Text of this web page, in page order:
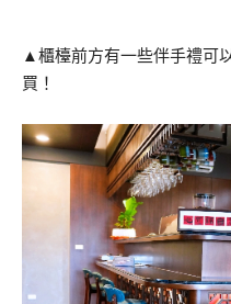
▲櫃檯前方有一些伴手禮可
買！